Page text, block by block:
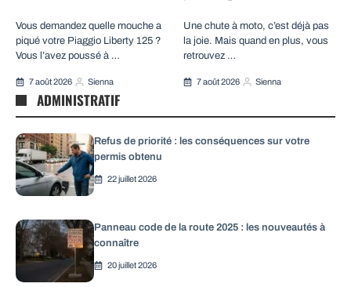
Vous demandez quelle mouche a
piqué votre Piaggio Liberty 125 ?
Vous l’avez poussé à …
7 août 2026 Sienna
Une chute à moto, c’est déjà pas
la joie. Mais quand en plus, vous
retrouvez …
7 août 2026 Sienna
ADMINISTRATIF
Refus de priorité : les conséquences sur votre
permis obtenu
22 juillet 2026
Panneau code de la route 2025 : les nouveautés à
connaître
20 juillet 2026